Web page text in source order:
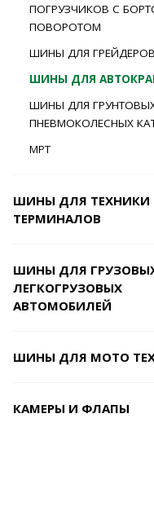
ПОГРУЗЧИКОВ С
ПОВОРОТОМ
ШИНЫ ДЛЯ ГРЕЙДЕРОВ
ШИНЫ ДЛЯ
ШИНЫ ДЛЯ
ПНЕВМОКОЛЕСНЫХ
MPT
ШИНЫ ДЛЯ ТЕХНИКИ
ТЕРМИНАЛОВ
ШИНЫ ДЛЯ
ЛЕГКОГРУЗОВЫХ
АВТОМОБИЛЕЙ
ШИНЫ ДЛЯ МОТО
КАМЕРЫ И ФЛАПЫ